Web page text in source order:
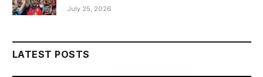
July 25, 2026
LATEST POSTS